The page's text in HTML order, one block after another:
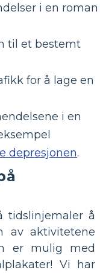
i en
til et bestemt
for å lage en
i en
depresjonen.
tidslinjemaler å
av aktivitetene
er mulig med
Vi har